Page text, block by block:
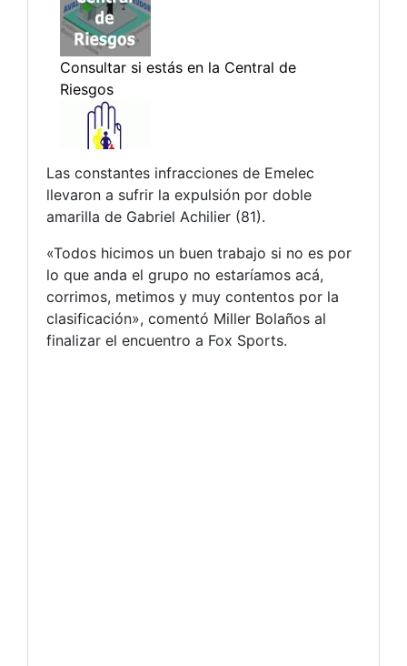
Las constantes infracciones de Emelec
llevaron a sufrir la expulsión por doble
amarilla de Gabriel Achilier (81).
«Todos hicimos un buen trabajo si no es por
lo que anda el grupo no estaríamos acá,
corrimos, metimos y muy contentos por la
clasificación», comentó Miller Bolaños al
finalizar el encuentro a Fox Sports.